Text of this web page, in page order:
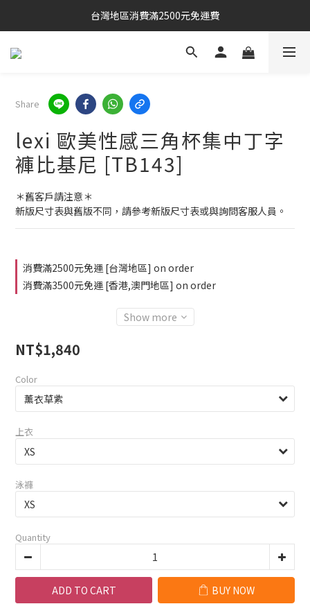
台灣地區消費滿2500元免運費
Share
lexi 歐美性感三角杯集中丁字
褲比基尼 [TB143]
＊舊客戶請注意＊
新版尺寸表與舊版不同，請參考新版尺寸表或與詢問客服人員。
消費滿2500元免運 [台灣地區] on order
消費滿3500元免運 [香港,澳門地區] on order
Show more
NT$1,840
Color
上衣
泳褲
Quantity
ADD TO CART BUY NOW